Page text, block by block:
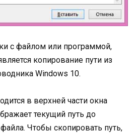
с файлом или программой,
копирование пути из
Windows 10.
в верхней части окна
текущий путь до
Чтобы скопировать путь,